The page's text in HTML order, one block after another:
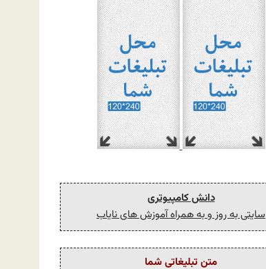
دانش کامپیوتری
سایتی به روز و به همراه آموزش های نایاب
متن تبلیغاتی شما